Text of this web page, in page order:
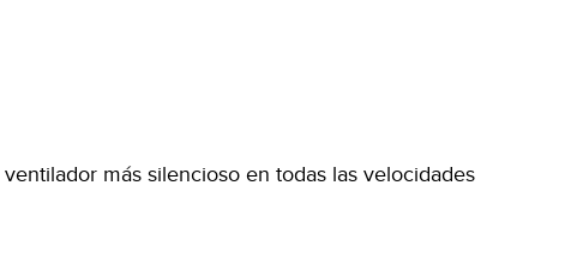
más silencioso en todas las velocidades